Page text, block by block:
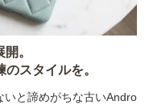
。
スタイルを。
いと諦めがちな古いAndro